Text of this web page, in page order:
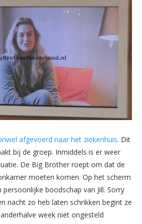
afgevoerd naar het ziekenhuis. Dit
bij de groep. Inmiddels is er weer
De Big Brother roept om dat de
moeten komen. Op het scherm
boodschap van Jill. Sorry
nacht zo heb laten schrikken begint ze
week niet ongesteld